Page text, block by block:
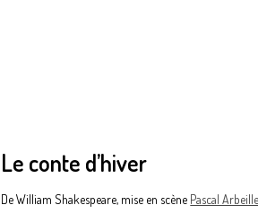
Le conte d’hiver
De William Shakespeare, mise en scène Pascal Arbeille